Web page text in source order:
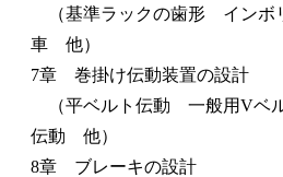
（基準ラックの歯形 インボ
車 他）
7章 巻掛け伝動装置の設計
（平ベルト伝動 一般用Vベ
伝動 他）
8章 ブレーキの設計